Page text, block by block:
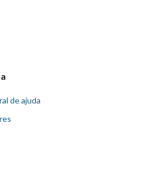
de ajuda